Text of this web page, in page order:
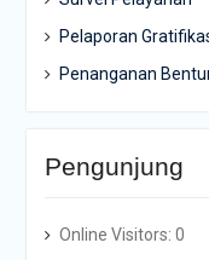
Pelaporan
Penanganan
Pengunjung
Online Visitors: 0